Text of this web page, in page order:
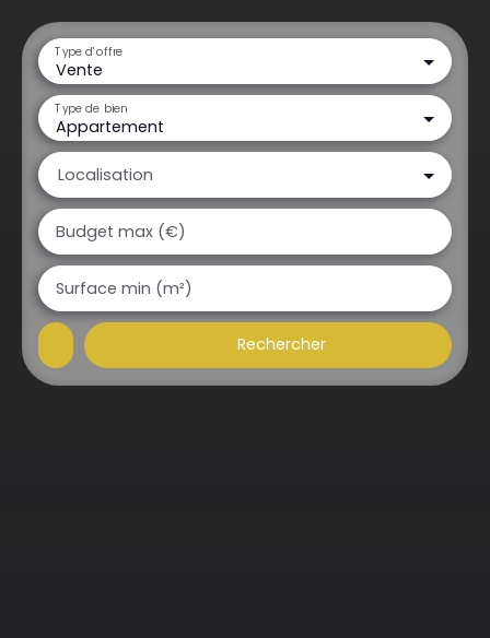
Vente
Type d'offre
Appartement
Type de bien
Localisation
Budget max (€)
Surface min (m²)
Rechercher